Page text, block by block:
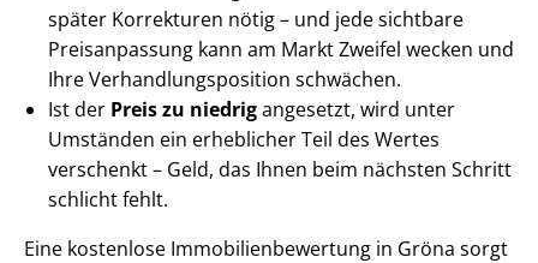
später Korrekturen nötig – und jede sichtbare
Preisanpassung kann am Markt Zweifel wecken und
Ihre Ver­hand­lungs­po­si­ti­on schwächen.
Ist der Preis zu niedrigangesetzt, wird unter
Umständen ein erheblicher Teil des Wertes
verschenkt – Geld, das Ihnen beim nächsten Schritt
schlicht fehlt.
Eine kostenlose Im­mo­bi­li­en­be­wer­tung in Gröna sorgt